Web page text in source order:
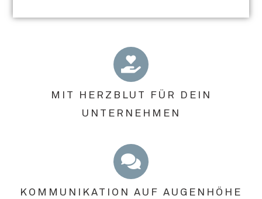
MIT HERZBLUT FÜR DEIN
UNTERNEHMEN
KOMMUNIKATION AUF AUGENHÖHE